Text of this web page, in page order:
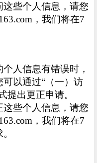
些个人信息，请您
，我们将在7
人信息有错误时，
以通过“（一）访
提出更正申请。
些个人信息，请您
，我们将在7